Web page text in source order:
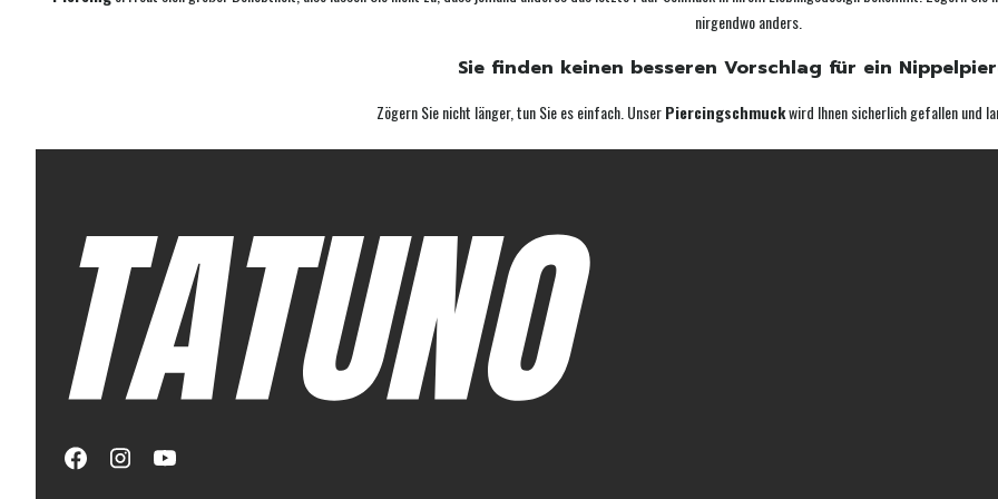
nirgendwo anders.
Sie finden keinen besseren Vorschlag für ein
Zögern Sie nicht länger, tun Sie es einfach. UnserPiercingschmuckwird Ihnen sicherlich gefallen und